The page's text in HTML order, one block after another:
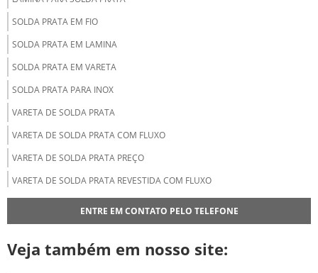
SOLDA PRATA EM FIO
SOLDA PRATA EM LAMINA
SOLDA PRATA EM VARETA
SOLDA PRATA PARA INOX
VARETA DE SOLDA PRATA
VARETA DE SOLDA PRATA COM FLUXO
VARETA DE SOLDA PRATA PREÇO
VARETA DE SOLDA PRATA REVESTIDA COM FLUXO
FORNECEDOR DE SOLDA PRATA
DISTRIBUIDOR DE VARETA DE SOLDA
ENTRE EM CONTATO PELO TELEFONE
Veja também em nosso site: